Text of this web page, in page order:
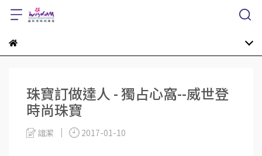
珠寶訂做達人 - 獨占心窩--威世登
時尚珠寶
誼潔 2017-01-10